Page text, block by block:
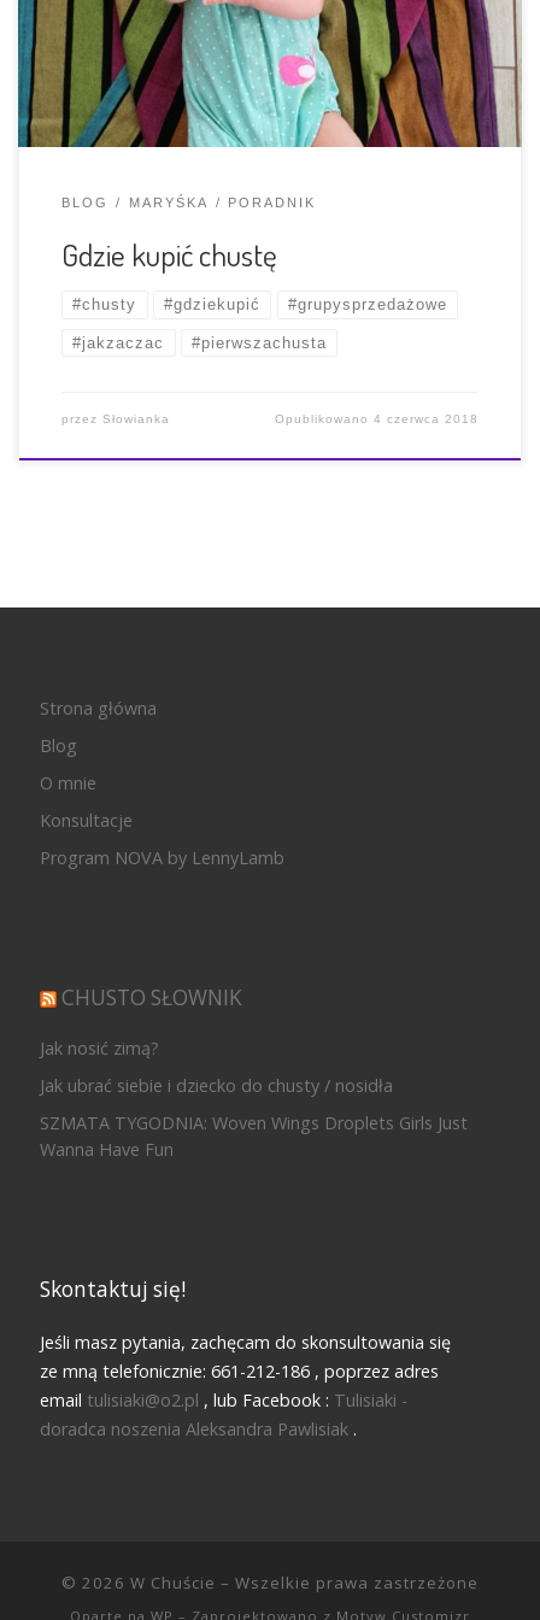
zawsze istnieje opcja pożyczenia od niej chusty. A jeśli
chcemy mieć taką swoją, na własność ? Po pierwsze
można kupić […]
BLOG MARYŚKA PORADNIK
Gdzie kupić chustę
#chusty #gdziekupić #grupysprzedażowe
#jakzaczac #pierwszachusta
przez Słowianka Opublikowano4 czerwca 2018
Strona główna
Blog
O mnie
Konsultacje
Program NOVA by LennyLamb
CHUSTO SŁOWNIK
Jak nosić zimą?
Jak ubrać siebie i dziecko do chusty / nosidła
SZMATA TYGODNIA: Woven Wings Droplets Girls Just
Wanna Have Fun
Skontaktuj się!
Jeśli masz pytania, zachęcam do skonsultowania się
ze mną telefonicznie: 661-212-186 , poprzez adres
email tulisiaki@o2.pl , lub Facebook : Tulisiaki -
doradca noszenia Aleksandra Pawlisiak .
© 2026 W Chuście – Wszelkie prawa zastrzeżone
Oparte na WP – Zaprojektowano z Motyw Customizr